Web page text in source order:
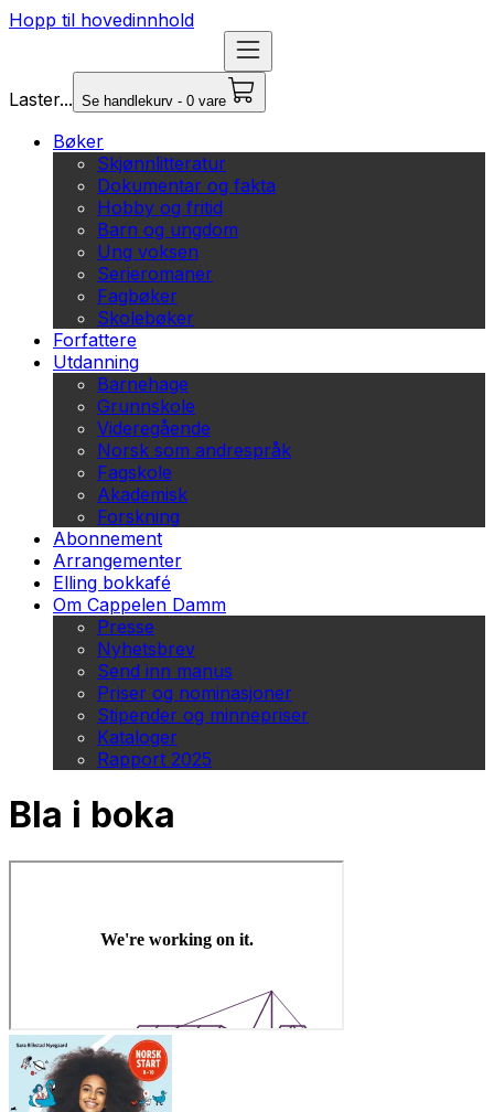
Hopp til hovedinnhold
Laster... Se handlekurv - 0 vare
Bøker
Skjønnlitteratur
Dokumentar og fakta
Hobby og fritid
Barn og ungdom
Ung voksen
Serieromaner
Fagbøker
Skolebøker
Forfattere
Utdanning
Barnehage
Grunnskole
Videregående
Norsk som andrespråk
Fagskole
Akademisk
Forskning
Abonnement
Arrangementer
Elling bokkafé
Om Cappelen Damm
Presse
Nyhetsbrev
Send inn manus
Priser og nominasjoner
Stipender og minnepriser
Kataloger
Rapport 2025
Bla i boka